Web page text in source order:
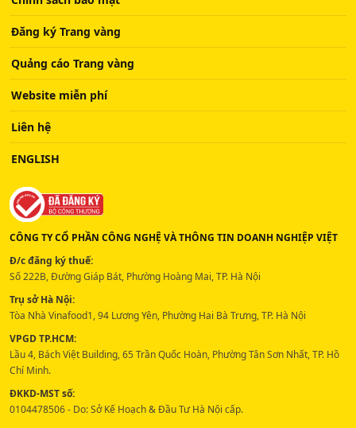
Đăng ký Trang vàng
Quảng cáo Trang vàng
Website miễn phí
Liên hệ
ENGLISH
CÔNG TY CỔ PHẦN CÔNG NGHỆ VÀ THÔNG TIN DOANH NGHIỆP VIỆT
Đ/c đăng ký thuế:
Số 222B, Đường Giáp Bát, Phường Hoàng Mai, TP. Hà Nội
Trụ sở Hà Nội:
Tòa Nhà Vinafood1, 94 Lương Yên, Phường Hai Bà Trưng, TP. Hà Nội
VPGD TP.HCM:
Lầu 4, Bách Việt Building, 65 Trần Quốc Hoàn, Phường Tân Sơn Nhất, TP. Hồ
Chí Minh.
ĐKKD-MST số:
0104478506 - Do: Sở Kế Hoạch & Đầu Tư Hà Nội cấp.